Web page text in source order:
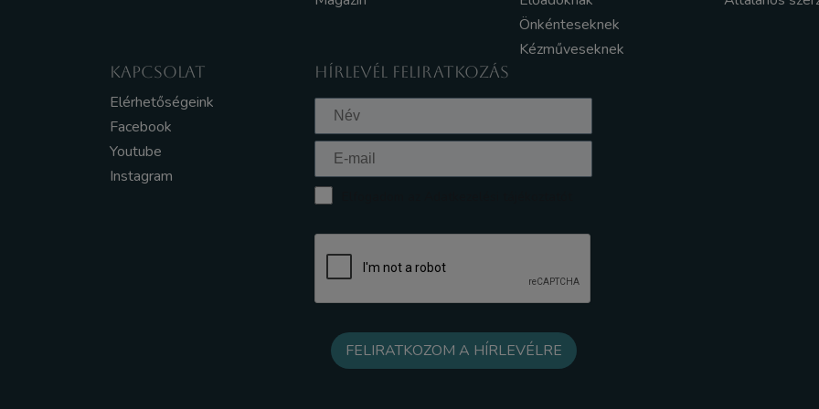
Önkénteseknek
Kézműveseknek
KAPCSOLAT
Elérhetőségeink
Facebook
Youtube
Instagram
HÍRLEVÉL FELIRATKOZÁS